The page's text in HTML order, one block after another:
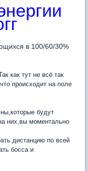
в 100/60/30%
как тут не всё так
происходит на поле
будут
них,вы моментально
дистанцию по всей
босса и